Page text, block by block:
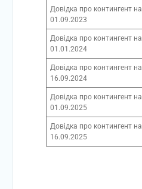
Довідка про контингент на
01.09.2023
Довідка про контингент на
01.01.2024
Довідка про контингент на
16.09.2024
Довідка про контингент на
01.09.2025
Довідка про контингент на
16.09.2025